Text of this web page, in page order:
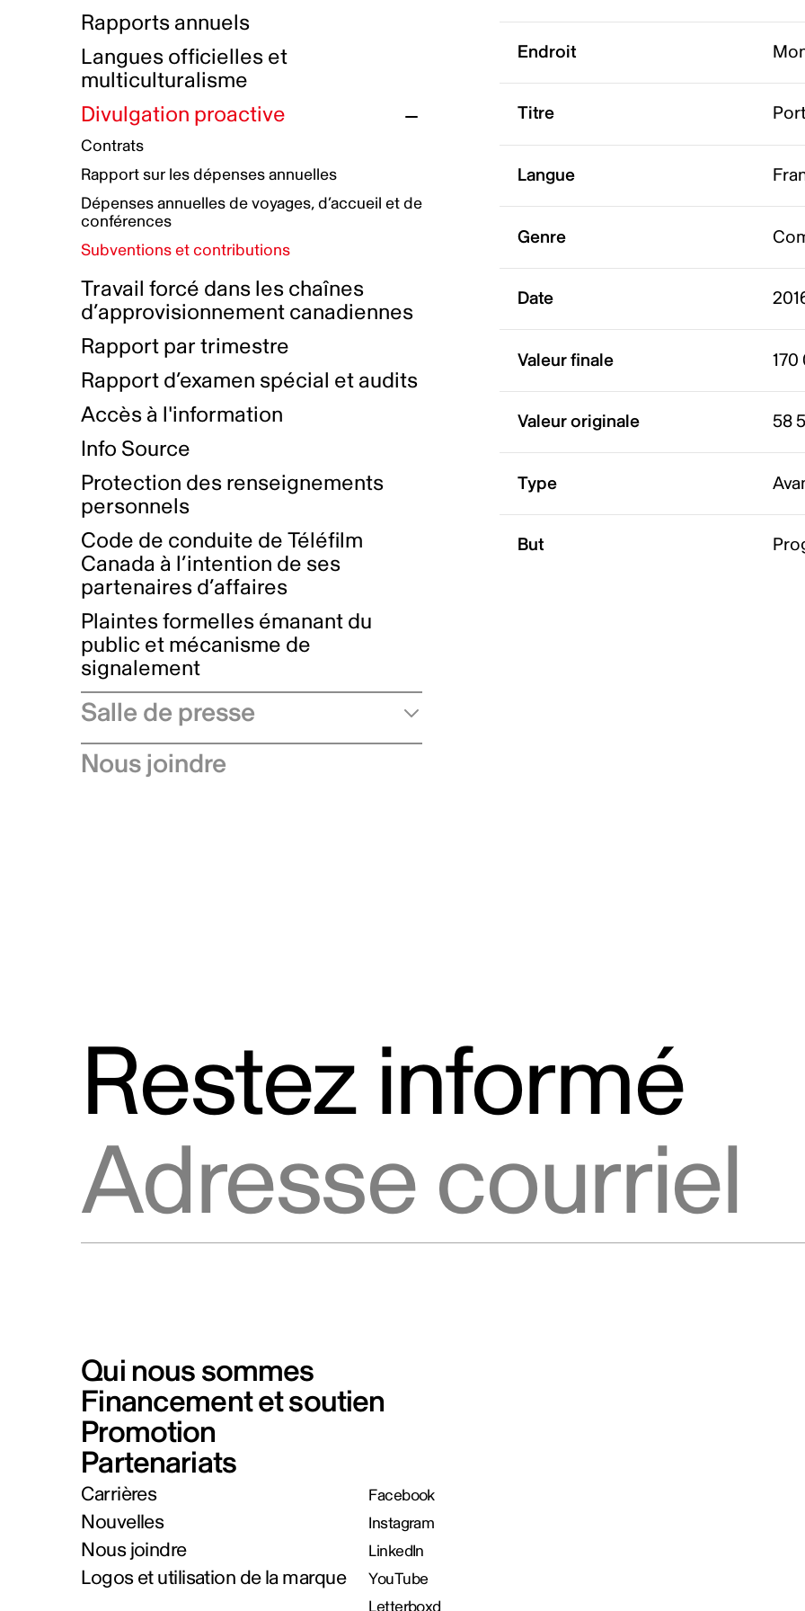
Initiatives autochtones
Plan de réconciliation autochtone
Groupe de travail autochtone
Principes directeurs sur le
harcèlement
Plan d’action pour la parité
Plan d'équité, de diversité,
d'inclusion et d'accessibilité
Boîte à outils pour le récit authentique
Collecte de données et l’auto-identification
Plan d'accessibilité
Rémunération et avantages
Prix et certifications
Nos valeurs d’entreprise
Rapports annuels
Langues officielles et
multiculturalisme
Divulgation proactive
Contrats
Rapport sur les dépenses annuelles
Dépenses annuelles de voyages, d’accueil et de
conférences
Subventions et contributions
Travail forcé dans les chaînes
d’approvisionnement canadiennes
Rapport par trimestre
Rapport d’examen spécial et audits
Accès à l'information
Info Source
Protection des renseignements
personnels
Code de conduite de Téléfilm
Canada à l’intention de ses
partenaires d’affaires
Plaintes formelles émanant du
public et mécanisme de
signalement
Salle de presse
Communiqués de presse
Nous joindre
Endroit
Titre
Langue
Genre
Date
Valeur finale
Valeur originale 58
Type
But
Restez informé
Qui nous sommes
Financement et soutien
Promotion
Partenariats
Carrières
Nouvelles
Nous joindre
Logos et utilisation de la marque
Facebook
Instagram
LinkedIn
YouTube
Letterboxd